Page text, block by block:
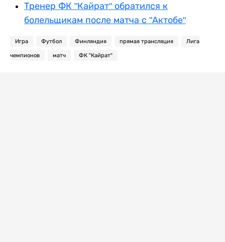
Тренер ФК "Кайрат" обратился к
болельщикам после матча с "Актобе"
Игра Футбол Финляндия прямая трансляция Лига
чемпионов матч ФК "Кайрат"